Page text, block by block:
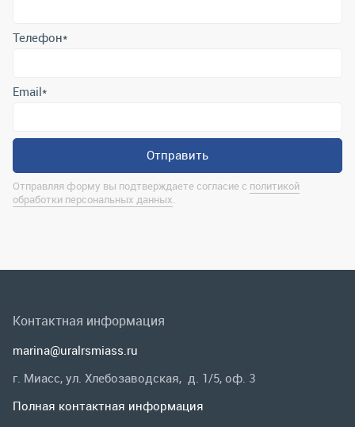
Отправляя форму вы подтверждаете согласие с
Контактная информация
marina@uralrsmiass.ru
Заказать звонок